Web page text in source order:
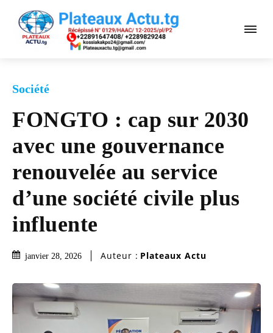
Société
FONGTO : cap sur 2030
avec une gouvernance
renouvelée au service
d’une société civile plus
influente
janvier 28, 2026 Auteur : Plateaux Actu